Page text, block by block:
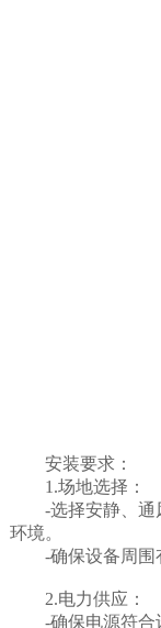
安装要求：
1.场地选择：
-选择安静、通
环境。
-确保设备周围
2.电力供应：
-确保电源符合